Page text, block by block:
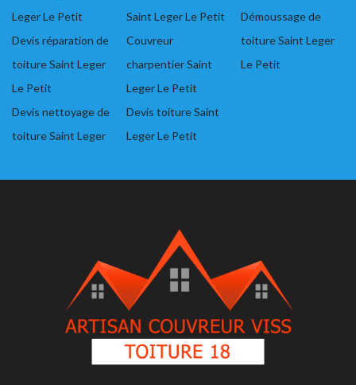
Leger Le Petit
Devis réparation de
toiture Saint Leger
Le Petit
Devis nettoyage de
toiture Saint Leger
Saint Leger Le Petit
Couvreur
charpentier Saint
Leger Le Petit
Devis toiture Saint
Leger Le Petit
Démoussage de
toiture Saint Leger
Le Petit